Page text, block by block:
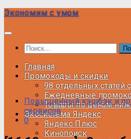
Под
Экономим с умом
Найти:
Главная
Промокоды и скидки
98 отдельных статей
Ежедневные
Товары по ценам
Экосистема Яндекс
Яндекс Плюс
Кинопоиск
Повышенный кэшбэк и
сервисов
0